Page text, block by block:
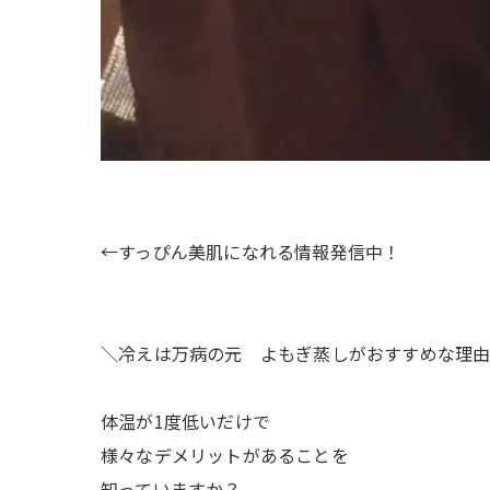
←すっぴん美肌になれる情報発信中！
＼冷えは万病の元 よもぎ蒸しがおすすめな理
体温が1度低いだけで
様々なデメリットがあることを